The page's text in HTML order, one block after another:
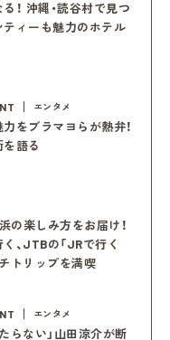
！ 沖縄・読谷村で見つ
ティーも魅力のホテル
エンタメ
をブラマヨらが熱弁！
語る
の楽しみ方をお届け！
、JTBの「JRで行く
トリップを満喫
エンタメ
らない」山田涼介が断